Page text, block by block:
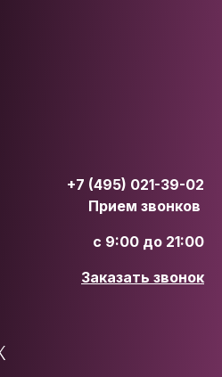
+7 (495) 021-39-02
Прием звонков
с 9:00 до 21:00
Заказать звонок